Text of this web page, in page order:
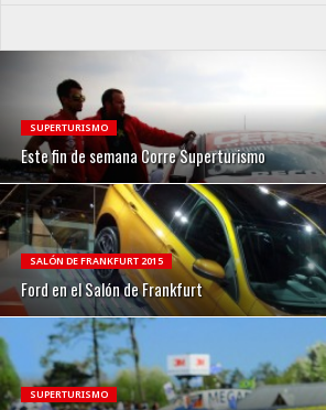
SUPERTURISMO
Este fin de semana Corre Superturismo
SALÓN DE FRANKFURT 2015
Ford en el Salón de Frankfurt
SUPERTURISMO